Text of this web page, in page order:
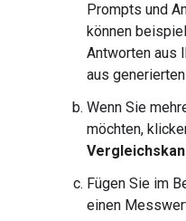
Prompts und
können
Antworten aus
aus
Wenn Sie
möchten,
Fügen Sie im
einen